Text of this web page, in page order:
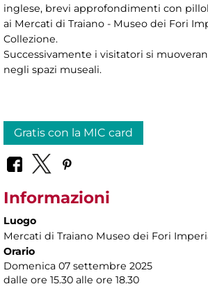
inglese, brevi approfondimenti con
ai Mercati di Traiano - Museo dei Fori
Collezione.
Successivamente i visitatori si
negli spazi museali.
Gratis con la MIC card
Informazioni
Luogo
Mercati di Traiano Museo dei Fori
Orario
Domenica 07 settembre 2025
dalle ore 15.30 alle ore 18.30